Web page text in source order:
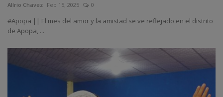
Alírio Chavez Feb 15, 2025 0
#Apopa || El mes del amor y la amistad se ve reflejado en el distrito
de Apopa, ...